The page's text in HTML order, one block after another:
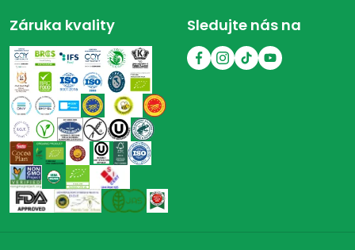
Záruka kvality Sledujte nás na